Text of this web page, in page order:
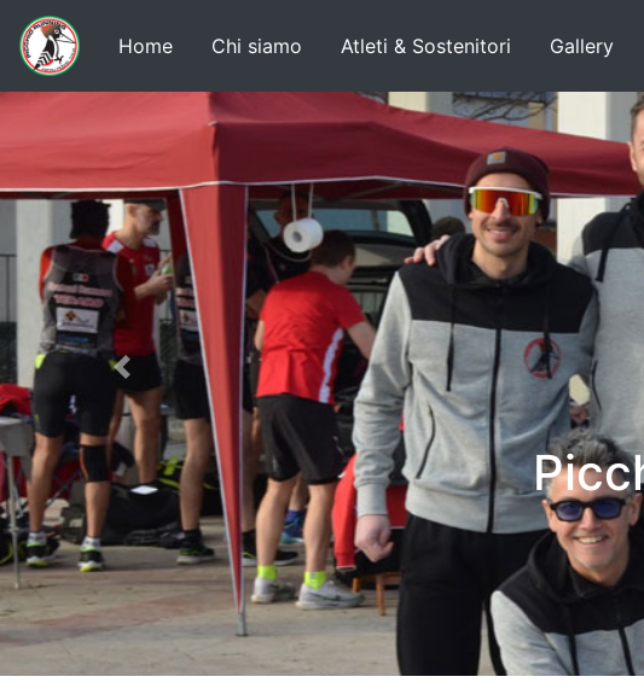
Home Chi siamo Atleti & Sostenitori Gallery
Previous